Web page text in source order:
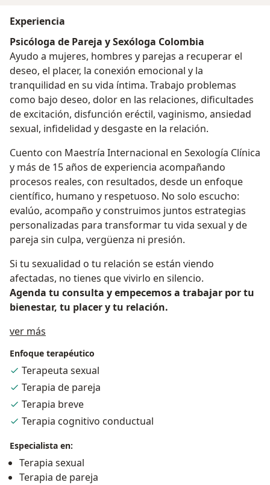
Experiencia
Psicóloga de Pareja y Sexóloga Colombia
Ayudo a mujeres, hombres y parejas a recuperar el
deseo, el placer, la conexión emocional y la
tranquilidad en su vida íntima. Trabajo problemas
como bajo deseo, dolor en las relaciones, dificultades
de excitación, disfunción eréctil, vaginismo, ansiedad
sexual, infidelidad y desgaste en la relación.
Cuento con Maestría Internacional en Sexología Clínica
y más de 15 años de experiencia acompañando
procesos reales, con resultados, desde un enfoque
científico, humano y respetuoso. No solo escucho:
evalúo, acompaño y construimos juntos estrategias
personalizadas para transformar tu vida sexual y de
pareja sin culpa, vergüenza ni presión.
Si tu sexualidad o tu relación se están viendo
afectadas, no tienes que vivirlo en silencio.
Agenda tu consulta y empecemos a trabajar por tu
bienestar, tu placer y tu relación.
ver más
Enfoque terapéutico
Terapeuta sexual
Terapia de pareja
Terapia breve
Terapia cognitivo conductual
Especialista en:
Terapia sexual
Terapia de pareja